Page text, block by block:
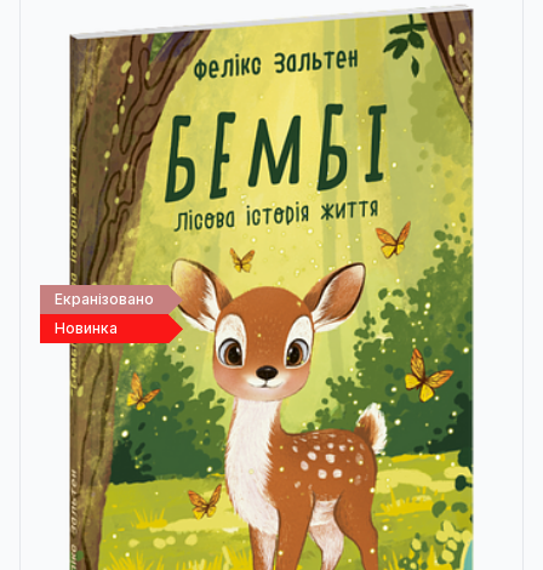
Новинка
Екранізовано